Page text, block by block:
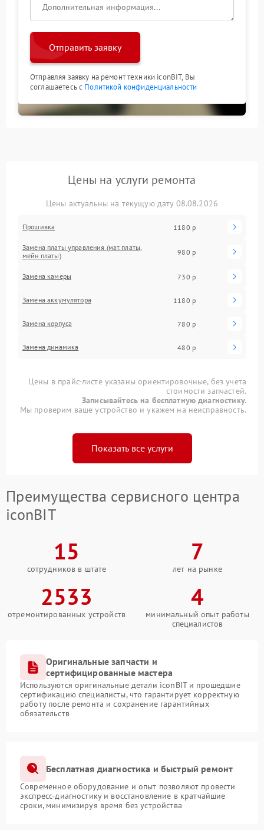
Отправить заявку
Отправляя заявку на ремонт техники iconBIT, Вы
соглашаетесь с Политикой конфиденциальности
Цены на услуги ремонта
Цены актуальны на текущую дату 08.08.2026
Прошивка 1180 р
Замена платы управления (мат.платы,
мейн платы)
980 р
Замена камеры 730 р
Замена аккумулятора 1180 р
Замена корпуса 780 р
Замена динамика 480 р
Цены в прайс-листе указаны ориентировочные, без учета
стоимости запчастей.
Записывайтесь на бесплатную диагностику.
Мы проверим ваше устройство и укажем на неисправность.
Показать все услуги
Преимущества сервисного центра
iconBIT
15
сотрудников в штате
7
лет на рынке
2533
отремонтированных устройств
4
минимальный опыт работы
специалистов
Оригинальные запчасти и
сертифицированные мастера
Используются оригинальные детали iconBIT и прошедшие
сертификацию специалисты, что гарантирует корректную
работу после ремонта и сохранение гарантийных
обязательств
Бесплатная диагностика и быстрый ремонт
Современное оборудование и опыт позволяют провести
экспресс-диагностику и восстановление в кратчайшие
сроки, минимизируя время без устройства